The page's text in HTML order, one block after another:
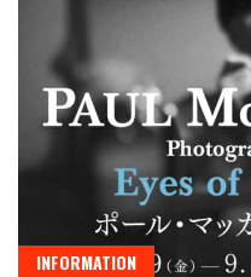
INFORMATION